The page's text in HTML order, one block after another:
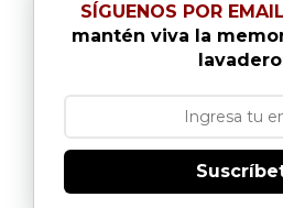
SÍGUENOS POR EMAIL
mantén viva la